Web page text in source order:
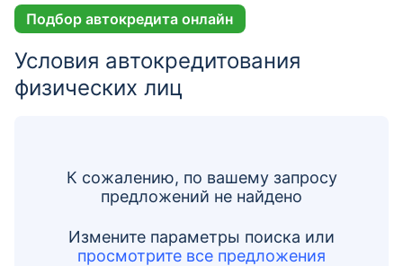
Подбор автокредита онлайн
Условия автокредитования
физических лиц
К сожалению, по вашему запросу
предложений не найдено
Измените параметры поиска или
просмотрите все предложения